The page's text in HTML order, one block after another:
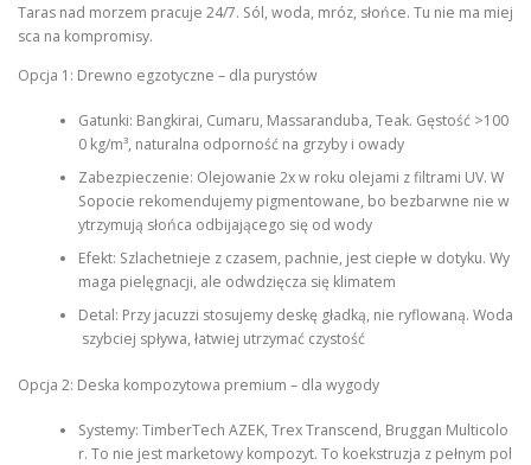
Taras nad morzem pracuje 24/7. Sól, woda, mróz, słońce. Tu nie ma miej
sca na kompromisy.
Opcja 1: Drewno egzotyczne – dla purystów
Gatunki: Bangkirai, Cumaru, Massaranduba, Teak. Gęstość >100
0 kg/m³, naturalna odporność na grzyby i owady
Zabezpieczenie: Olejowanie 2x w roku olejami z filtrami UV. W
Sopocie rekomendujemy pigmentowane, bo bezbarwne nie w
ytrzymują słońca odbijającego się od wody
Efekt: Szlachetnieje z czasem, pachnie, jest ciepłe w dotyku. Wy
maga pielęgnacji, ale odwdzięcza się klimatem
Detal: Przy jacuzzi stosujemy deskę gładką, nie ryflowaną. Woda
szybciej spływa, łatwiej utrzymać czystość
Opcja 2: Deska kompozytowa premium – dla wygody
Systemy: TimberTech AZEK, Trex Transcend, Bruggan Multicolo
r. To nie jest marketowy kompozyt. To koekstruzja z pełnym pol